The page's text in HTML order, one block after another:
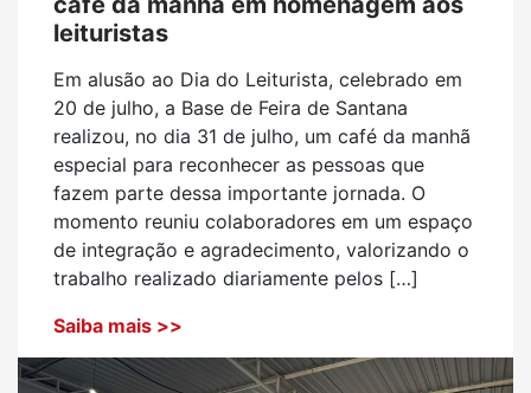
leituristas
Em alusão ao Dia do Leiturista, celebrado em
20 de julho, a Base de Feira de Santana
realizou, no dia 31 de julho, um café da manhã
especial para reconhecer as pessoas que
fazem parte dessa importante jornada. O
momento reuniu colaboradores em um espaço
de integração e agradecimento, valorizando o
trabalho realizado diariamente pelos […]
Saiba mais >>